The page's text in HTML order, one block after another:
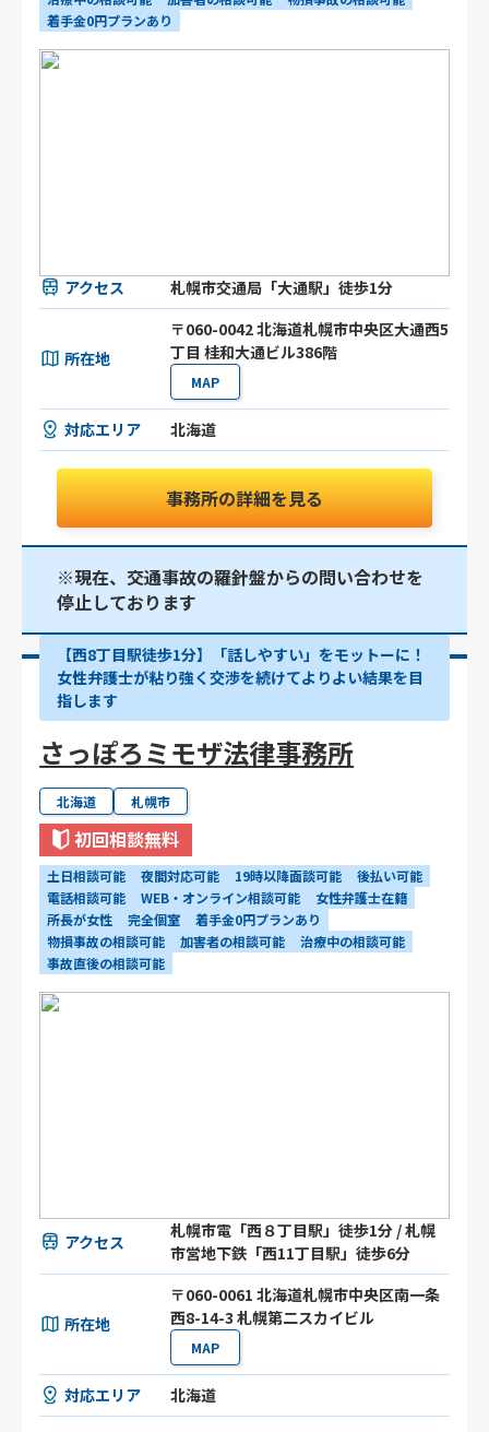
着手金0円プランあり
アクセス 札幌市交通局「大通駅」徒歩1分
所在地
〒060-0042 北海道札幌市中央区大通西5
丁目 桂和大通ビル386階
MAP
対応エリア 北海道
事務所の詳細を見る
※現在、交通事故の羅針盤からの問い合わせを
停止しております
【西8丁目駅徒歩1分】「話しやすい」をモットーに！
女性弁護士が粘り強く交渉を続けてよりよい結果を目
指します
さっぽろミモザ法律事務所
北海道 札幌市
初回相談無料
土日相談可能 夜間対応可能 19時以降面談可能
後払い可能
電話相談可能
WEB・オンライン相談可能
女性弁護士在籍
所長が女性
完全個室
着手金0円プランあり
物損事故の相談可能
加害者の相談可能
治療中の相談可能
事故直後の相談可能
アクセス
札幌市電「西８丁目駅」徒歩1分 / 札幌
市営地下鉄「西11丁目駅」徒歩6分
所在地
〒060-0061 北海道札幌市中央区南一条
西8-14-3 札幌第二スカイビル
MAP
対応エリア 北海道